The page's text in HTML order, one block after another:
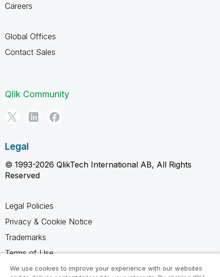
Careers
Global Offices
Contact Sales
Qlik Community
Legal
© 1993-2026 QlikTech International AB, All Rights
Reserved
Legal Policies
Privacy & Cookie Notice
Trademarks
Terms of Use
Legal Agreements
We use cookies to improve your experience with our websites